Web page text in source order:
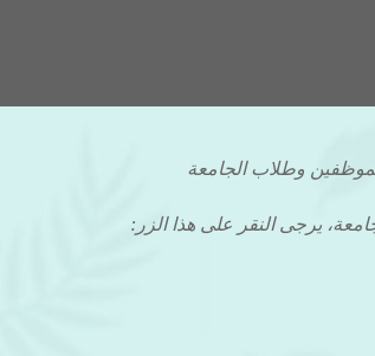
وطلاب الجامعة
يرجى النقر على هذا الزر: